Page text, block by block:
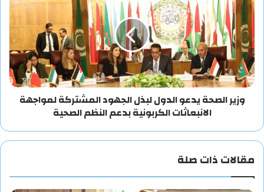
وزير الصحة يدعو الدول لبذل الجهود المشتركة لمواجهة
الانبعاثات الكربونية بدعم النظم الصحية
مقالات ذات صلة